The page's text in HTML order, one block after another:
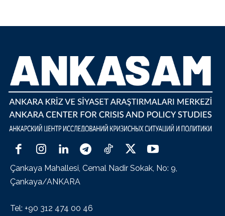
Çankaya Mahallesi, Cemal Nadir Sokak, No: 9,
Çankaya/ANKARA
Tel: +90 312 474 00 46